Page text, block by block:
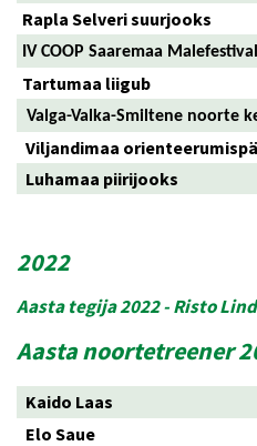
Rapla Selveri suurjooks
IV COOP Saaremaa Malefestival
Tartumaa liigub
Valga-Valka-Smiltene noorte
Viljandimaa
Luhamaa piirijooks
2022
Aasta tegija 2022 - Risto
Aasta noortetreener
Kaido Laas
Elo Saue